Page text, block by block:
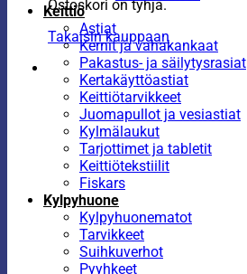
Ostoskori on tyhjä.
Takaisin kauppaan
Keittiö
Astiat
Kernit ja vahakankaat
Pakastus- ja säilytysrasiat
Kertakäyttöastiat
Keittiötarvikkeet
Juomapullot ja vesiastiat
Kylmälaukut
Tarjottimet ja tabletit
Keittiötekstiilit
Fiskars
Kylpyhuone
Kylpyhuonematot
Tarvikkeet
Suihkuverhot
Pyyhkeet